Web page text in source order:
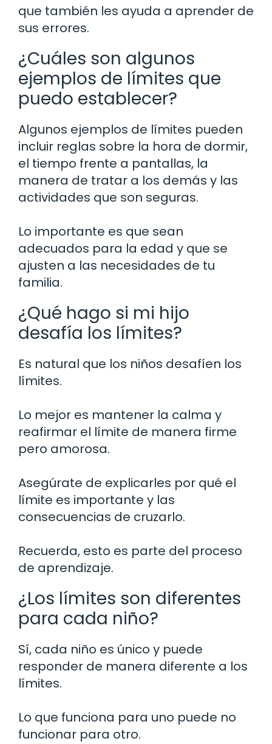
que también les ayuda a aprender de
sus errores.
¿Cuáles son algunos
ejemplos de límites que
puedo establecer?
Algunos ejemplos de límites pueden
incluir reglas sobre la hora de dormir,
el tiempo frente a pantallas, la
manera de tratar a los demás y las
actividades que son seguras.
Lo importante es que sean
adecuados para la edad y que se
ajusten a las necesidades de tu
familia.
¿Qué hago si mi hijo
desafía los límites?
Es natural que los niños desafíen los
límites.
Lo mejor es mantener la calma y
reafirmar el límite de manera firme
pero amorosa.
Asegúrate de explicarles por qué el
límite es importante y las
consecuencias de cruzarlo.
Recuerda, esto es parte del proceso
de aprendizaje.
¿Los límites son diferentes
para cada niño?
Sí, cada niño es único y puede
responder de manera diferente a los
límites.
Lo que funciona para uno puede no
funcionar para otro.